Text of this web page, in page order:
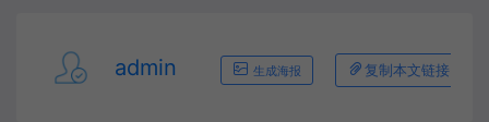
admin 生成海报 复制本文链接